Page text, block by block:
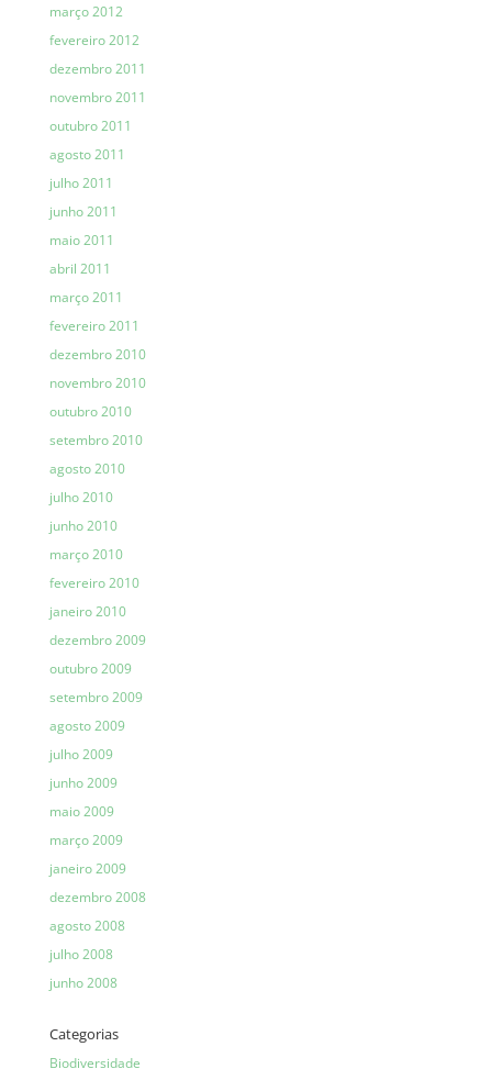
março 2012
fevereiro 2012
dezembro 2011
novembro 2011
outubro 2011
agosto 2011
julho 2011
junho 2011
maio 2011
abril 2011
março 2011
fevereiro 2011
dezembro 2010
novembro 2010
outubro 2010
setembro 2010
agosto 2010
julho 2010
junho 2010
março 2010
fevereiro 2010
janeiro 2010
dezembro 2009
outubro 2009
setembro 2009
agosto 2009
julho 2009
junho 2009
maio 2009
março 2009
janeiro 2009
dezembro 2008
agosto 2008
julho 2008
junho 2008
Categorias
Biodiversidade